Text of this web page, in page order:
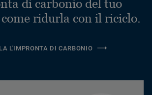
di carbonio del tuo
ridurla con il riciclo.
L'IMPRONTA DI CARBONIO